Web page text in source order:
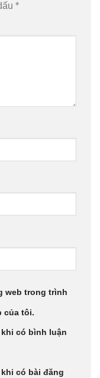
*
web trong trình
của tôi.
có bình luận
có bài đăng